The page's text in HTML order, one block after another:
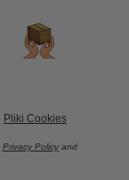
Pliki Cookies
Privacy Policy and